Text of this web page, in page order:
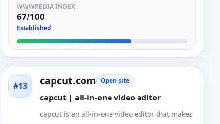
WWWPEDIA INDEX
67/100
Established
#13 capcut.com Open site
capcut | all-in-one video editor
capcut is an all-in-one video editor that makes